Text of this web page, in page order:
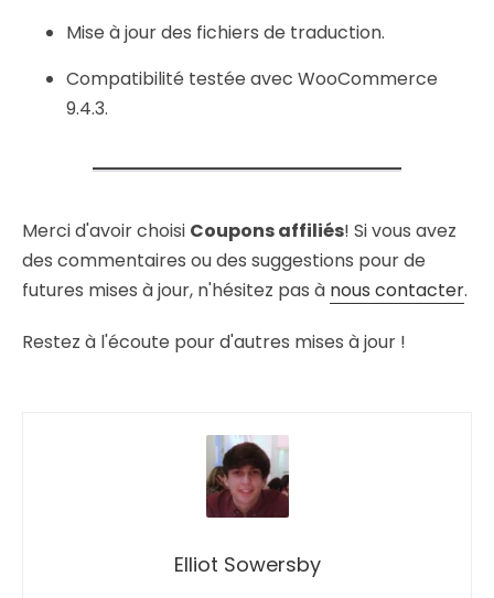
Mise à jour des fichiers de traduction.
Compatibilité testée avec WooCommerce
9.4.3.
Merci d'avoir choisi Coupons affiliés! Si vous avez
des commentaires ou des suggestions pour de
futures mises à jour, n'hésitez pas à nous contacter.
Restez à l'écoute pour d'autres mises à jour !
Elliot Sowersby